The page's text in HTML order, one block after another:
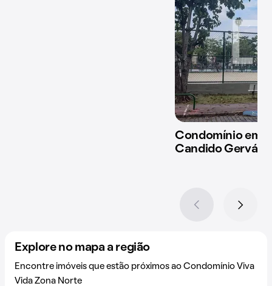
Condomínio em
Candido
Explore no mapa a região
Encontre imóveis que estão próximos ao Condomínio Viva
Vida Zona Norte